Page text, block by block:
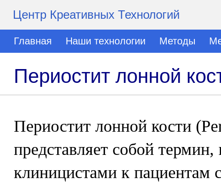
Центр Креативных Технологий
Главная Наши технологии Методы
Периостит лонной
Периостит лонной кости
представляет собой
клиницистами к пациентам